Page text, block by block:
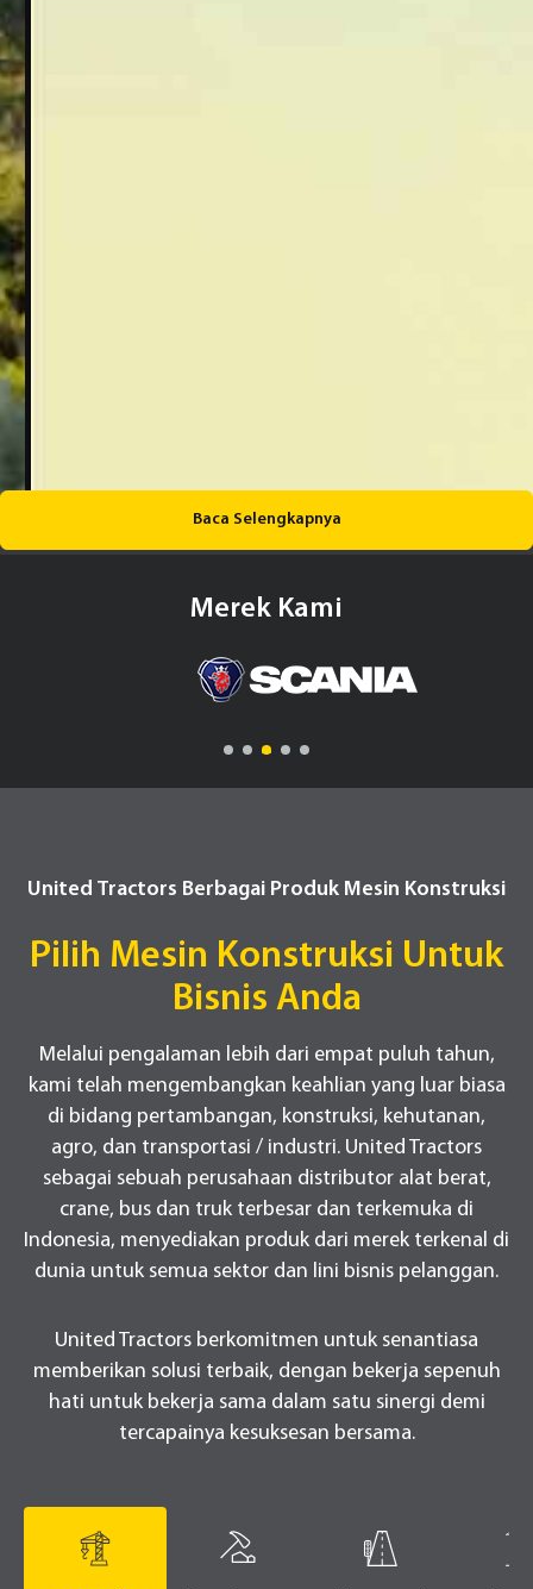
Baca Selengkapnya
Merek Kami
United Tractors Berbagai Produk Mesin Konstruksi
Pilih Mesin Konstruksi Untuk
Bisnis Anda
Melalui pengalaman lebih dari empat puluh tahun,
kami telah mengembangkan keahlian yang luar biasa
di bidang pertambangan, konstruksi, kehutanan,
agro, dan transportasi / industri. United Tractors
sebagai sebuah perusahaan distributor alat berat,
crane, bus dan truk terbesar dan terkemuka di
Indonesia, menyediakan produk dari merek terkenal di
dunia untuk semua sektor dan lini bisnis pelanggan.
United Tractors berkomitmen untuk senantiasa
memberikan solusi terbaik, dengan bekerja sepenuh
hati untuk bekerja sama dalam satu sinergi demi
tercapainya kesuksesan bersama.